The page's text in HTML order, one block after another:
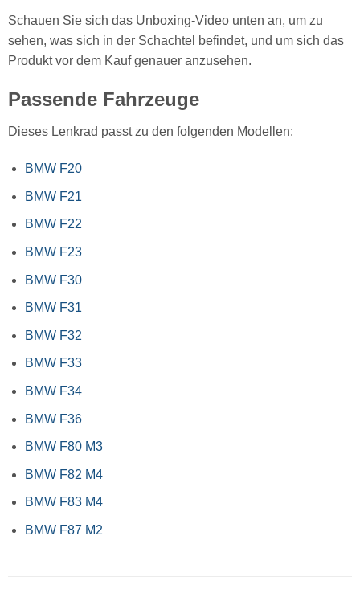
Schauen Sie sich das Unboxing-Video unten an, um zu
sehen, was sich in der Schachtel befindet, und um sich das
Produkt vor dem Kauf genauer anzusehen.
Passende Fahrzeuge
Dieses Lenkrad passt zu den folgenden Modellen:
BMW F20
BMW F21
BMW F22
BMW F23
BMW F30
BMW F31
BMW F32
BMW F33
BMW F34
BMW F36
BMW F80 M3
BMW F82 M4
BMW F83 M4
BMW F87 M2